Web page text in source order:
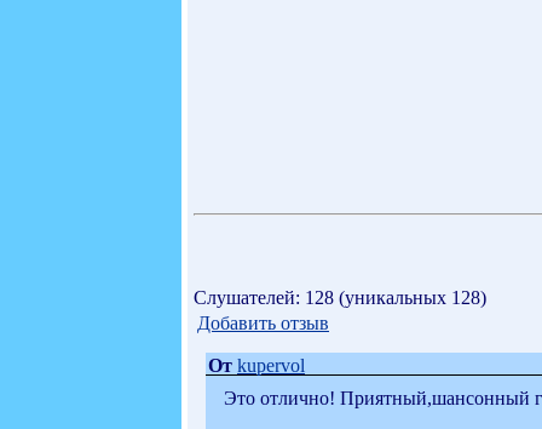
Слушателей: 128 (уникальных 128)
Добавить отзыв
От kupervol
Это отлично! Приятный,шансонный